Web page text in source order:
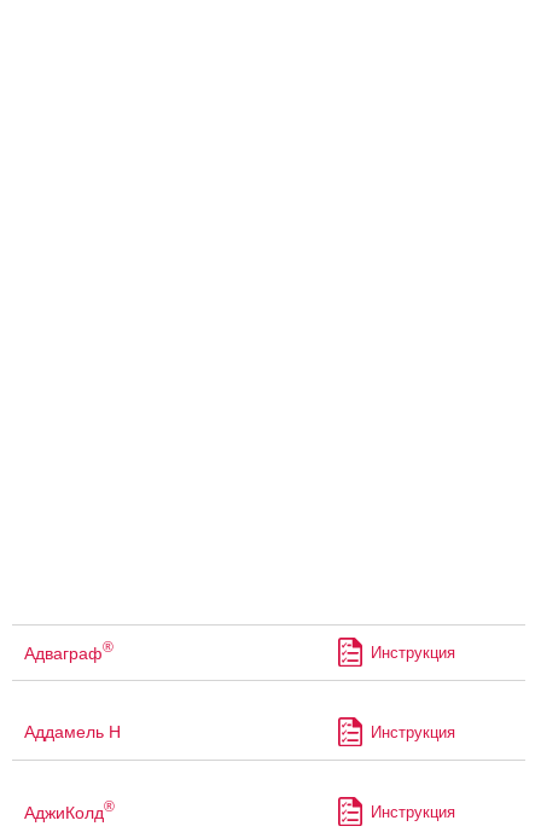
Адваграф® Инструкция
Аддамель Н Инструкция
АджиКолд® Инструкция